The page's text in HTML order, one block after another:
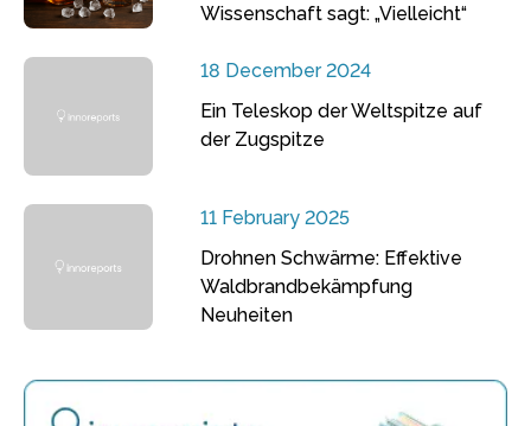
Wissenschaft sagt: „Vielleicht“
18 December 2024
Ein Teleskop der Weltspitze auf
der Zugspitze
11 February 2025
Drohnen Schwärme: Effektive
Waldbrandbekämpfung
Neuheiten